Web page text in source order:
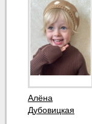
Алёна
Дубовицкая